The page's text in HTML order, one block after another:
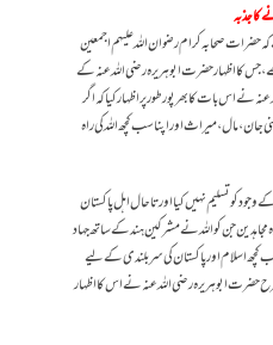
کا جذبہ
صحابہ کرام رضوان اللہ علیہم اجمعین
کا اظہار حضرت ابوہریرہ رضی اللہ عنہ کے
اس بات کا بھرپور طور پر اظہار کیا کہ اگر
جان، مال، میراث اور اپنا سب کچھ اللہ کی راہ
کو تسلیم نہیں کیا اور تا حال اہل پاکستان
جن کو اللہ نے مشرکین ہند کے ساتھ جہاد
کچھ اسلام اور پاکستان کی سر بلندی کے لیے
حضرت ابو ہریرہ رضی اللہ عنہ نے اس کا اظہار